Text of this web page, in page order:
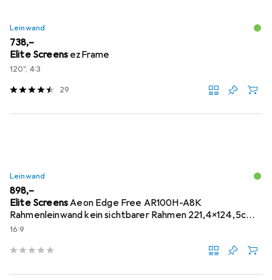
Leinwand
EUR
738,–
Elite Screens ezFrame
120", 4:3
29
Leinwand
EUR
898,–
Elite ScreensAeon Edge Free AR100H-A8K
Rahmenleinwand kein sichtbarer Rahmen 221,4x124,5cm
16:9
16:9